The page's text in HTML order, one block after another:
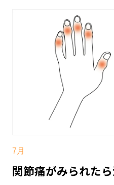
7月
関節痛がみられた